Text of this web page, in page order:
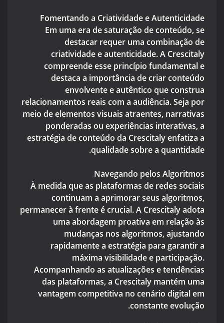
Fomentando a Criatividade e Autenticidade
Em uma era de saturação de conteúdo, se
destacar requer uma combinação de
criatividade e autenticidade. A Crescitaly
compreende esse princípio fundamental e
destaca a importância de criar conteúdo
envolvente e autêntico que construa
relacionamentos reais com a audiência. Seja por
meio de elementos visuais atraentes, narrativas
ponderadas ou experiências interativas, a
estratégia de conteúdo da Crescitaly enfatiza a
qualidade sobre a quantidade.
Navegando pelos Algoritmos
À medida que as plataformas de redes sociais
continuam a aprimorar seus algoritmos,
permanecer à frente é crucial. A Crescitaly adota
uma abordagem proativa em relação às
mudanças nos algoritmos, ajustando
rapidamente a estratégia para garantir a
máxima visibilidade e participação.
Acompanhando as atualizações e tendências
das plataformas, a Crescitaly mantém uma
vantagem competitiva no cenário digital em
constante evolução.